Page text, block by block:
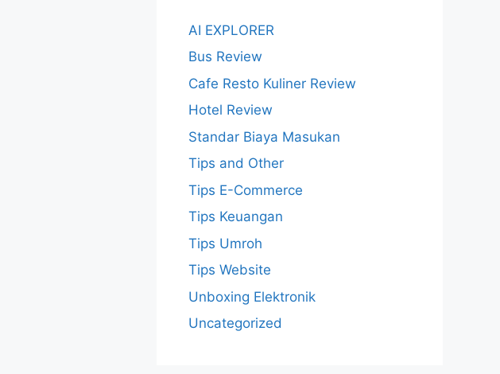
AI EXPLORER
Bus Review
Cafe Resto Kuliner Review
Hotel Review
Standar Biaya Masukan
Tips and Other
Tips E-Commerce
Tips Keuangan
Tips Umroh
Tips Website
Unboxing Elektronik
Uncategorized